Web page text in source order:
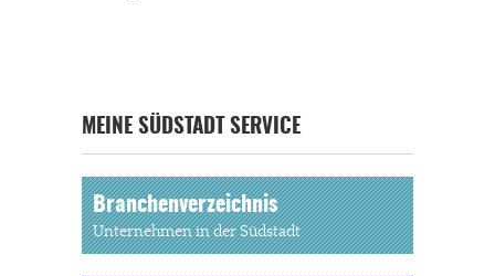
MEINE SÜDSTADT SERVICE
Branchenverzeichnis
Unternehmen in der Südstadt